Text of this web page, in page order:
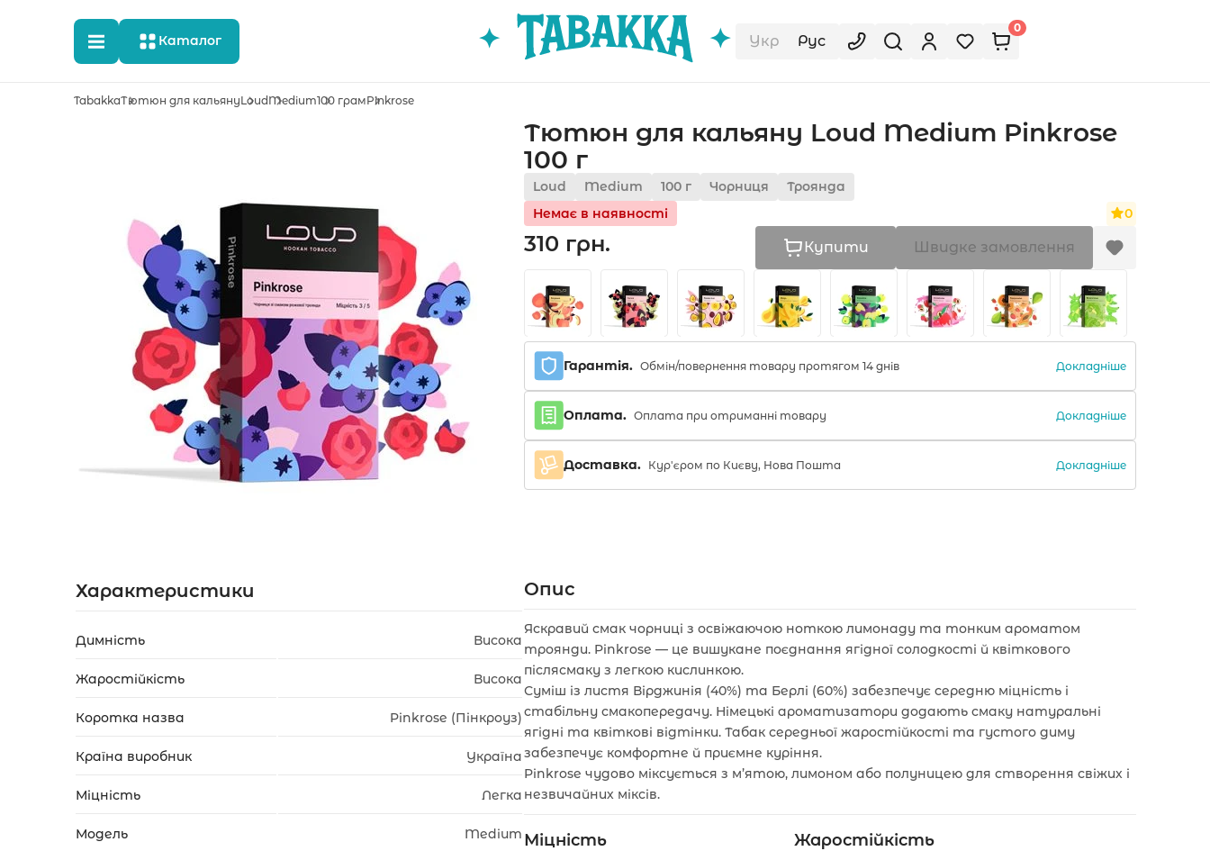
Каталог Укр Рус
0
TabakkaТютюн для кальянуLoud Medium100 грамPinkrose
Тютюн для кальяну Loud Medium Pinkrose
100 г
Loud Medium 100 г Чорниця
Троянда
Немає в наявності
0
310 грн. Купити Швидке замовлення
Гарантія. Обмін/повернення товару протягом 14 днів Докладніше
Оплата. Оплата при отриманні товару Докладніше
Доставка. Кур'єром по Києву, Нова Пошта Докладніше
Характеристики
Димність Висока
Жаростійкість Висока
Коротка назва Pinkrose (Пінкроуз)
Країна виробник Україна
Міцність Легка
Модель Medium
Опис
Яскравий смак чорниці з освіжаючою ноткою лимонаду та тонким ароматом
троянди. Pinkrose — це вишукане поєднання ягідної солодкості й квіткового
післясмаку з легкою кислинкою.
Суміш із листя Вірджинія (40%) та Берлі (60%) забезпечує середню міцність і
стабільну смакопередачу. Німецькі ароматизатори додають смаку натуральні
ягідні та квіткові відтінки. Табак середньої жаростійкості та густого диму
забезпечує комфортне й приємне куріння.
Pinkrose чудово міксується з м’ятою, лимоном або полуницею для створення свіжих і
незвичайних міксів.
Міцність Жаростійкість